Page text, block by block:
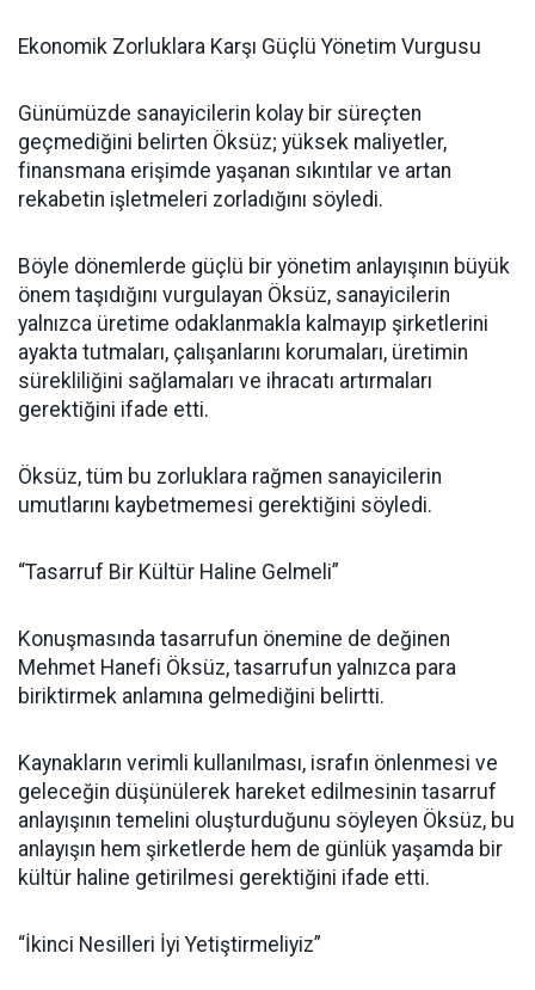
Ekonomik Zorluklara Karşı Güçlü Yönetim Vurgusu
Günümüzde sanayicilerin kolay bir süreçten
geçmediğini belirten Öksüz; yüksek maliyetler,
finansmana erişimde yaşanan sıkıntılar ve artan
rekabetin işletmeleri zorladığını söyledi.
Böyle dönemlerde güçlü bir yönetim anlayışının büyük
önem taşıdığını vurgulayan Öksüz, sanayicilerin
yalnızca üretime odaklanmakla kalmayıp şirketlerini
ayakta tutmaları, çalışanlarını korumaları, üretimin
sürekliliğini sağlamaları ve ihracatı artırmaları
gerektiğini ifade etti.
Öksüz, tüm bu zorluklara rağmen sanayicilerin
umutlarını kaybetmemesi gerektiğini söyledi.
“Tasarruf Bir Kültür Haline Gelmeli”
Konuşmasında tasarrufun önemine de değinen
Mehmet Hanefi Öksüz, tasarrufun yalnızca para
biriktirmek anlamına gelmediğini belirtti.
Kaynakların verimli kullanılması, israfın önlenmesi ve
geleceğin düşünülerek hareket edilmesinin tasarruf
anlayışının temelini oluşturduğunu söyleyen Öksüz, bu
anlayışın hem şirketlerde hem de günlük yaşamda bir
kültür haline getirilmesi gerektiğini ifade etti.
“İkinci Nesilleri İyi Yetiştirmeliyiz”